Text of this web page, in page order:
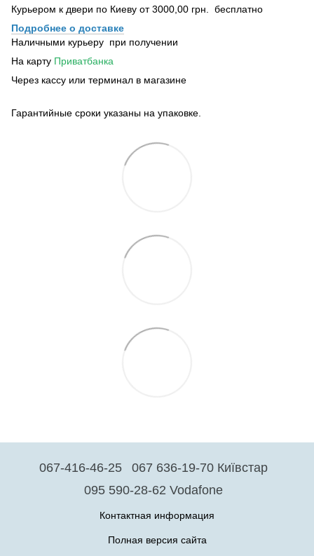
Курьером к двери по Киеву от 3000,00 грн. бесплатно
Подробнее о доставке
Наличными курьеру при получении
На карту Приватбанка
Через кассу или терминал в магазине
Гарантийные сроки указаны на упаковке.
067-416-46-25
067 636-19-70 Київстар
095 590-28-62 Vodafone
Контактная информация
Полная версия сайта